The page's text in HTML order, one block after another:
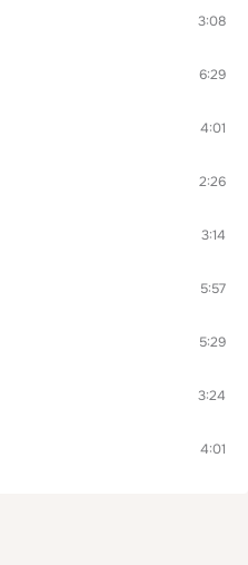
3:08
6:29
4:01
2:26
3:14
5:57
5:29
3:24
4:01